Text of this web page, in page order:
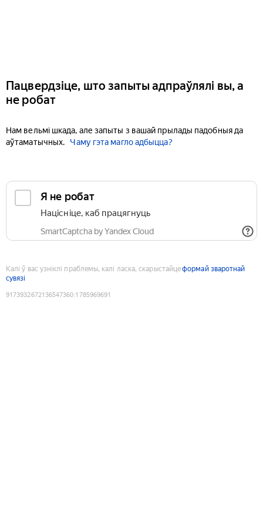
Пацвердзіце, што запыты адпраўлялі вы, а
не робат
Нам вельмі шкада, але запыты з вашай прылады падобныя да
аўтаматычных.
Чаму гэта магло адбыцца?
Я не робат
Націсніце, каб працягнуць
SmartCaptcha by Yandex Cloud
Калі ў вас узніклі праблемы, калі ласка, скарыстайцеформай зваротнай
сувязі
9173932672136547360:1785969691